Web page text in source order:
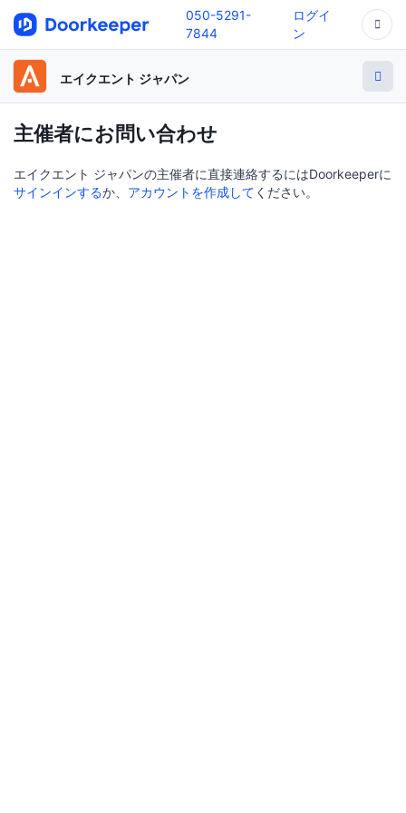
050-5291-
7844
ログイ
ン
エイクエント ジャパン
主催者にお問い合わせ
エイクエント ジャパンの主催者に直接連絡するにはDoorkeeperに
サインインするか、 アカウントを作成して ください。